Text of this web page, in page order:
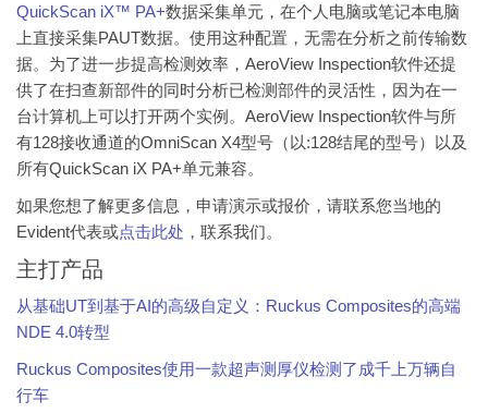
QuickScan iX™ PA+数据采集单元，在个人电脑或笔记本电脑
上直接采集PAUT数据。使用这种配置，无需在分析之前传输数
据。为了进一步提高检测效率，AeroView Inspection软件还提
供了在扫查新部件的同时分析已检测部件的灵活性，因为在一
台计算机上可以打开两个实例。AeroView Inspection软件与所
有128接收通道的OmniScan X4型号（以:128结尾的型号）以及
所有QuickScan iX PA+单元兼容。
如果您想了解更多信息，申请演示或报价，请联系您当地的
Evident代表或点击此处 ，联系我们。
主打产品
从基础UT到基于AI的高级自定义：Ruckus Composites的高端
NDE 4.0转型
Ruckus Composites使用一款超声测厚仪检测了成千上万辆自
行车